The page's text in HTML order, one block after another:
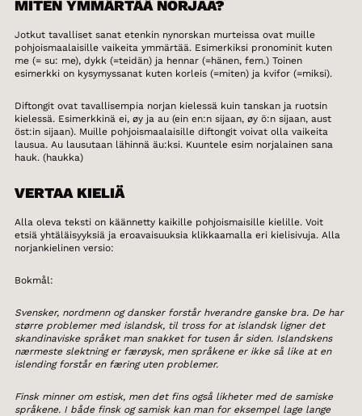
MITEN YMMÄRTÄÄ NORJAA?
Jotkut tavalliset sanat etenkin nynorskan murteissa ovat muille
pohjoismaalaisille vaikeita ymmärtää. Esimerkiksi pronominit kuten
me (= su: me), dykk (=teidän) ja hennar (=hänen, fem.) Toinen
esimerkki on kysymyssanat kuten korleis (=miten) ja kvifor (=miksi).
Diftongit ovat tavallisempia norjan kielessä kuin tanskan ja ruotsin
kielessä. Esimerkkinä ei, øy ja au (ein en:n sijaan, øy ö:n sijaan, aust
öst:in sijaan). Muille pohjoismaalaisille diftongit voivat olla vaikeita
lausua. Au lausutaan lähinnä äu:ksi. Kuuntele esim norjalainen sana
hauk. (haukka)
VERTAA KIELIÄ
Alla oleva teksti on käännetty kaikille pohjoismaisille kielille. Voit
etsiä yhtäläisyyksiä ja eroavaisuuksia klikkaamalla eri kielisivuja. Alla
norjankielinen versio:
Bokmål:
Svensker, nordmenn og dansker forstår hverandre ganske bra. De har
større problemer med islandsk, til tross for at islandsk ligner det
skandinaviske språket man snakket for tusen år siden. Islandskens
nærmeste slektning er færøysk, men språkene er ikke så like at en
islending forstår en færing uten problemer.
Finsk minner om estisk, men det fins også likheter med de samiske
språkene. I både finsk og samisk kan man for eksempel lage lange